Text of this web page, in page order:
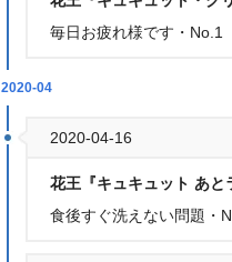
毎日お疲れ様です・No.1
2020-04
2020-04-16
花王『キュキュット あと
食後すぐ洗えない問題・